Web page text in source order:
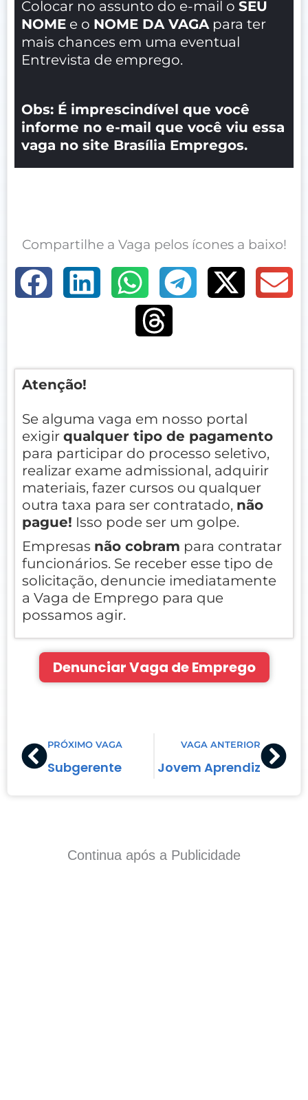
Colocar no assunto do e-mail o SEU
NOME e o NOME DA VAGA para ter
mais chances em uma eventual
Entrevista de emprego.
Obs: É imprescindível que você
informe no e-mail que você viu essa
vaga no site Brasília Empregos.
Compartilhe a Vaga pelos ícones a baixo!
Atenção!
Se alguma vaga em nosso portal
exigir qualquer tipo de pagamento
para participar do processo seletivo,
realizar exame admissional, adquirir
materiais, fazer cursos ou qualquer
outra taxa para ser contratado, não
pague! Isso pode ser um golpe.
Empresas não cobram para contratar
funcionários. Se receber esse tipo de
solicitação, denuncie imediatamente
a Vaga de Emprego para que
possamos agir.
Denunciar Vaga de Emprego
Prev
PRÓXIMO VAGA
Subgerente
VAGA ANTERIOR
Jovem Aprendiz
Continua após a Publicidade